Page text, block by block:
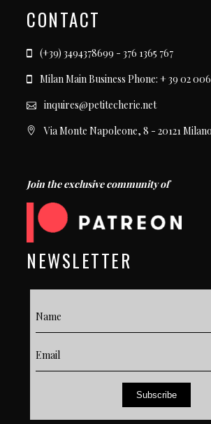
CONTACT
(+39) 3494378699 - 376 1365 767
Milan Main Business Phone: + 39 02
inquires@petitecherie.net
Via Monte Napoleone, 8 - 20121
Join the exclusive community of
NEWSLETTER
Subscribe